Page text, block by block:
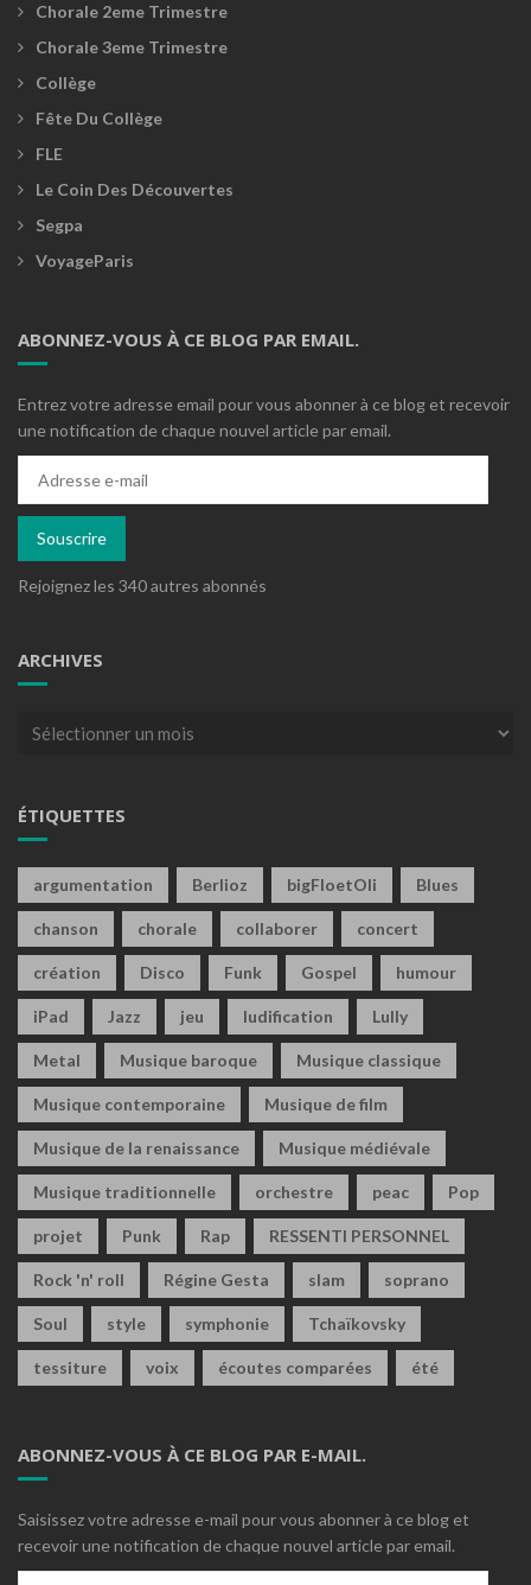
Chorale 2eme Trimestre
Chorale 3eme Trimestre
Collège
Fête Du Collège
FLE
Le Coin Des Découvertes
Segpa
VoyageParis
ABONNEZ-VOUS À CE BLOG PAR EMAIL.
Entrez votre adresse email pour vous abonner à ce blog et recevoir
une notification de chaque nouvel article par email.
mail
Souscrire
Rejoignez les 340 autres abonnés
ARCHIVES
Archives
ÉTIQUETTES
argumentation Berlioz bigFloetOli Blues
chanson chorale collaborer concert
création Disco Funk Gospel humour
iPad Jazz jeu ludification Lully
Metal Musique baroque Musique classique
Musique contemporaine Musique de film
Musique de la renaissance Musique médiévale
Musique traditionnelle orchestre peac Pop
projet Punk Rap RESSENTI PERSONNEL
Rock 'n' roll Régine Gesta slam soprano
Soul style symphonie Tchaïkovsky
tessiture voix écoutes comparées été
ABONNEZ-VOUS À CE BLOG PAR E-MAIL.
Saisissez votre adresse e-mail pour vous abonner à ce blog et
recevoir une notification de chaque nouvel article par email.